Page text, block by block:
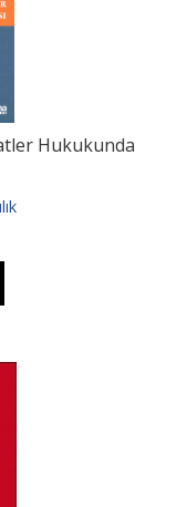
Hukukunda